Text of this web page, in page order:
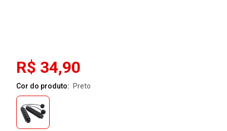
R$ 34,90
Cor do produto: preto